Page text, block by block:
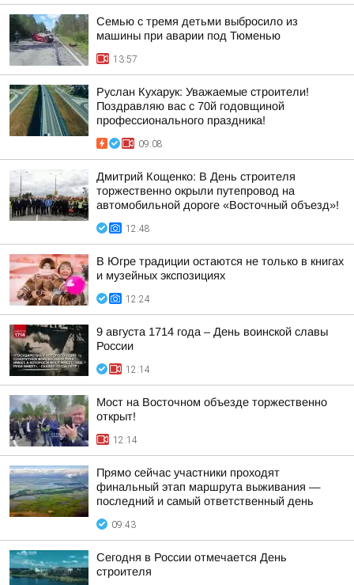
Семью с тремя детьми выбросило из
машины при аварии под Тюменью
13:57
Руслан Кухарук: Уважаемые строители!
Поздравляю вас с 70й годовщиной
профессионального праздника!
09:08
Дмитрий Кощенко: В День строителя
торжественно окрыли путепровод на
автомобильной дороге «Восточный объезд»!
12:48
В Югре традиции остаются не только в книгах
и музейных экспозициях
12:24
9 августа 1714 года – День воинской славы
России
12:14
Мост на Восточном объезде торжественно
открыт!
12:14
Прямо сейчас участники проходят
финальный этап маршрута выживания —
последний и самый ответственный день
09:43
Сегодня в России отмечается День
строителя